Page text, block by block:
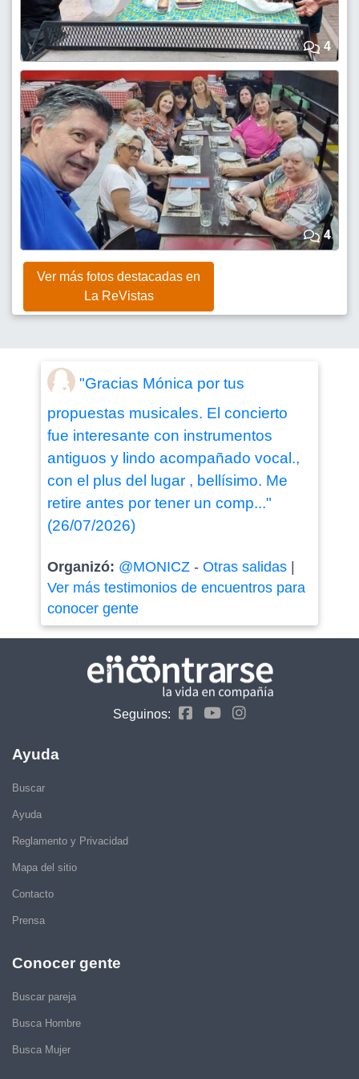
4
4
Ver más fotos destacadas en
La ReVistas
"Gracias Mónica por tus
propuestas musicales. El concierto
fue interesante con instrumentos
antiguos y lindo acompañado vocal.,
con el plus del lugar , bellísimo. Me
retire antes por tener un comp..."
(26/07/2026)
Organizó: @MONICZ- Otras salidas|
Ver más testimonios de encuentros para
conocer gente
Seguinos:
Ayuda
Buscar
Ayuda
Reglamento y Privacidad
Mapa del sitio
Contacto
Prensa
Conocer gente
Buscar pareja
Busca Hombre
Busca Mujer